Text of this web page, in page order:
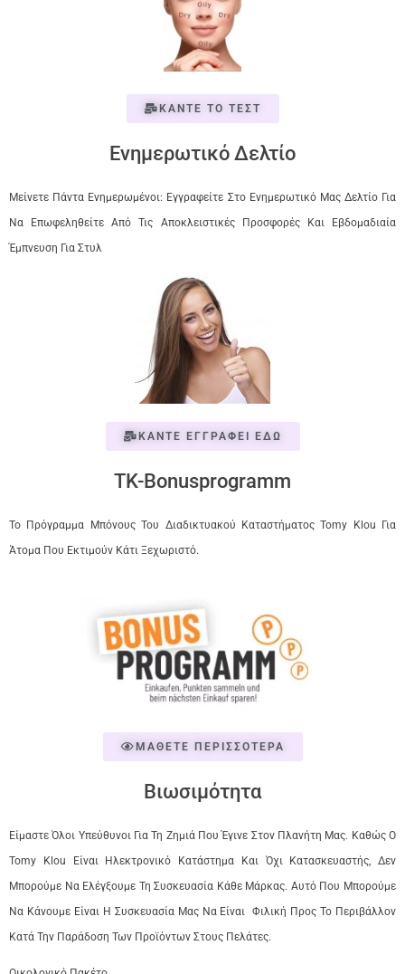
ΚΑΝΤΕ ΤΟ ΤΕΣΤ
Ενημερωτικό Δελτίο
Μείνετε Πάντα Ενημερωμένοι: Εγγραφείτε Στο Ενημερωτικό Μας Δελτίο Για
Να Επωφεληθείτε Από Τις Αποκλειστικές Προσφορές Και Εβδομαδιαία
Έμπνευση Για Στυλ
ΚΑΝΤΕ ΕΓΓΡΑΦΕΙ ΕΔΩ
TK-Bonusprogramm
Το Πρόγραμμα Μπόνους Του Διαδικτυακού Καταστήματος Tomy Klou Για
Άτομα Που Εκτιμούν Κάτι Ξεχωριστό.
ΜΑΘΕΤΕ ΠΕΡΙΣΣΟΤΕΡΑ
Βιωσιμότητα
Είμαστε Όλοι Υπεύθυνοι Για Τη Ζημιά Που Έγινε Στον Πλανήτη Μας. Καθώς Ο
Tomy Klou Είναι Ηλεκτρονικό Κατάστημα Και Όχι Κατασκευαστής, Δεν
Μπορούμε Να Ελέγξουμε Τη Συσκευασία Κάθε Μάρκας. Αυτό Που Μπορούμε
Να Κάνουμε Είναι Η Συσκευασία Μας Να Είναι Φιλική Προς Το Περιβάλλον
Κατά Την Παράδοση Των Προϊόντων Στους Πελάτες.